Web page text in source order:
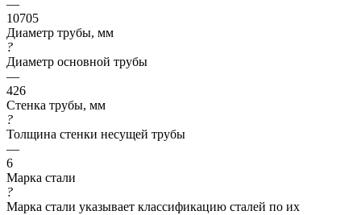
—
10705
Диаметр трубы, мм
?
Диаметр основной трубы
—
426
Стенка трубы, мм
?
Толщина стенки несущей трубы
—
6
Марка стали
?
Марка стали указывает классификацию сталей по их